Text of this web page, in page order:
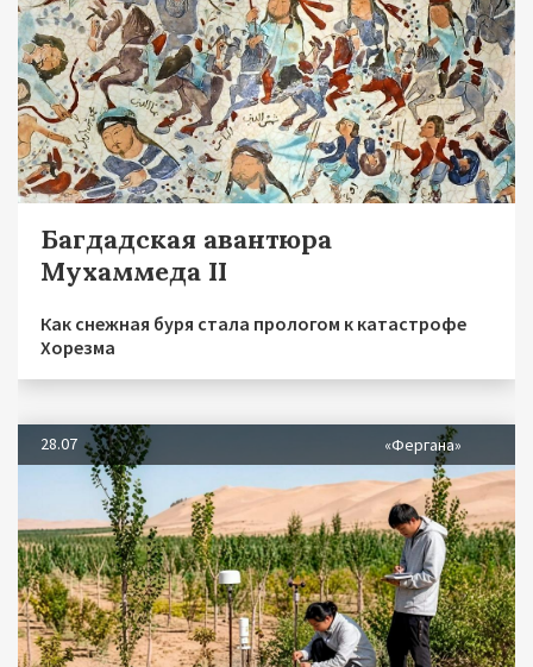
Багдадская авантюра
Мухаммеда II
Как снежная буря стала прологом к катастрофе
Хорезма
28.07 «Фергана»